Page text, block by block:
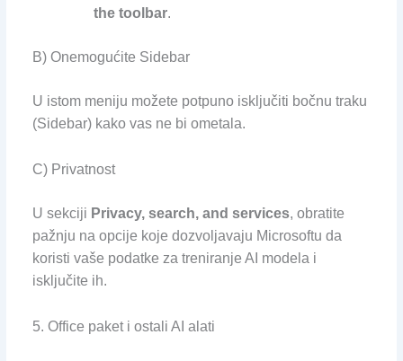
the toolbar.
B) Onemogućite Sidebar
U istom meniju možete potpuno isključiti bočnu traku
(Sidebar) kako vas ne bi ometala.
C) Privatnost
U sekciji Privacy, search, and services, obratite
pažnju na opcije koje dozvoljavaju Microsoftu da
koristi vaše podatke za treniranje AI modela i
isključite ih.
5. Office paket i ostali AI alati